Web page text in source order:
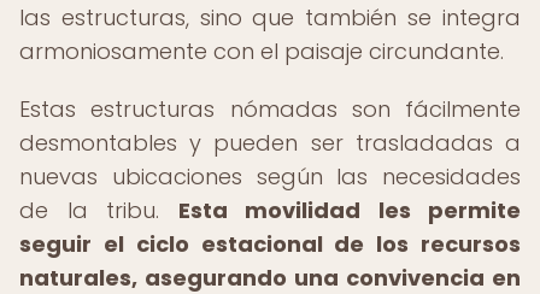
las estructuras, sino que también se integra
armoniosamente con el paisaje circundante.
Estas estructuras nómadas son fácilmente
desmontables y pueden ser trasladadas a
nuevas ubicaciones según las necesidades
de la tribu. Esta movilidad les permite
seguir el ciclo estacional de los recursos
naturales, asegurando una convivencia en